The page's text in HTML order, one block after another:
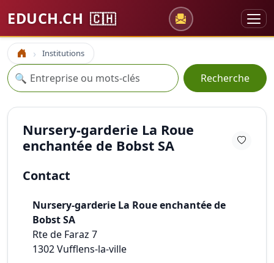
EDUCH.CH 🇨🇭
Accueil Institutions
Recherche
🔍 Recherche
Nursery-garderie La Roue
enchantée de Bobst SA
Contact
Nursery-garderie La Roue enchantée de
Bobst SA
Rte de Faraz 7
1302Vufflens-la-ville